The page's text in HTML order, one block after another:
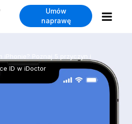
Umów
naprawę
ID w iDoctor